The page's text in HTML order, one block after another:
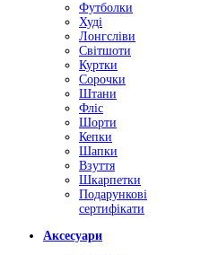
Футболки
Худі
Лонгсліви
Світшоти
Куртки
Сорочки
Штани
Фліс
Шорти
Кепки
Шапки
Взуття
Шкарпетки
Подарункові
сертифікати
Аксесуари